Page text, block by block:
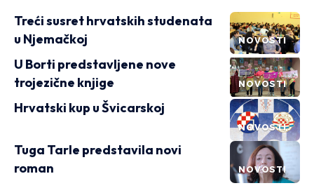
NOVOSTI
Treći susret hrvatskih studenata
u Njemačkoj
NOVOSTI
U Borti predstavljene nove
trojezične knjige
NOVOSTI
Hrvatski kup u Švicarskoj
NOVOSTI
Tuga Tarle predstavila novi
roman